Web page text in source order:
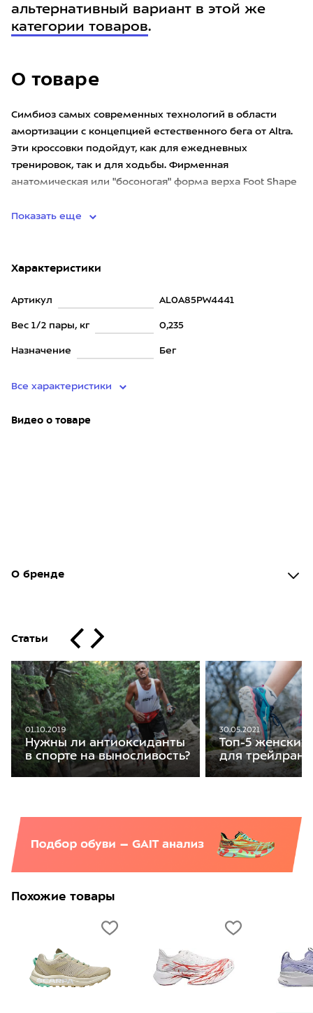
О товаре
Симбиоз самых современных технологий в области
амортизации с концепцией естественного бега от Altra.
Эти кроссовки подойдут, как для ежедневных
тренировок, так и для ходьбы. Фирменная
анатомическая или "босоногая" форма верха Foot Shape
Показать еще
Характеристики
Артикул AL0A85PW4441
Вес 1/2 пары, кг 0,235
Назначение Бег
Все характеристики
Видео о товаре
О бренде
Статьи
01.10.2019
Нужны ли антиоксиданты
в спорте на выносливость?
30.05.2021
Топ-5 женских
для
альтернативный вариант в этой же
категории товаров.
Похожие товары